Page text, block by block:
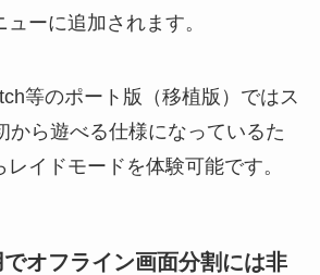
ーに追加されます。
等のポート版（移植版）ではス
から遊べる仕様になっているた
イドモードを体験可能です。
オフライン画面分割には非